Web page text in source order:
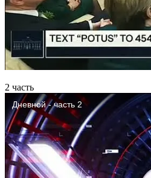
2 часть